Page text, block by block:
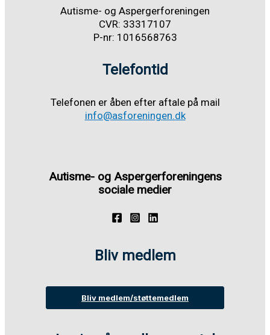
Autisme- og Aspergerforeningen
CVR: 33317107
P-nr: 1016568763
Telefontid
Telefonen er åben efter aftale på mail
info@asforeningen.dk
Autisme- og Aspergerforeningens
sociale medier
Bliv medlem
Bliv medlem/støttemedlem